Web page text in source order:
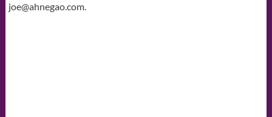
joe@ahnegao.com.